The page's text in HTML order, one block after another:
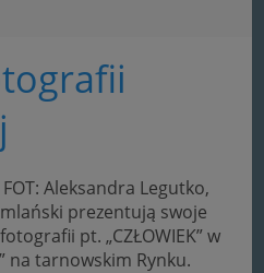
Aleksandra Legutko,
prezentują swoje
pt. „CZŁOWIEK” w
na tarnowskim Rynku.